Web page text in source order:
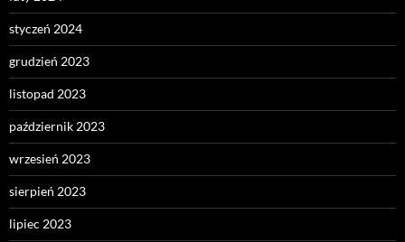
styczeń 2024
grudzień 2023
listopad 2023
październik 2023
wrzesień 2023
sierpień 2023
lipiec 2023